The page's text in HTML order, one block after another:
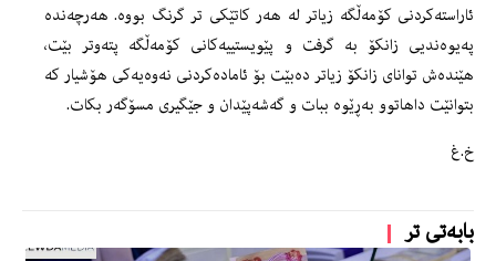
ئاراستەکردنی کۆمەڵگە زیاتر لە هەر کاتێکی تر گرنگ بووە. هەرچەندە
پەیوەندیی زانکۆ بە گرفت و پێویستییەکانی کۆمەڵگە پتەوتر بێت،
هێندەش توانای زانکۆ زیاتر دەبێت بۆ ئامادەکردنی نەوەیەکی هۆشیار کە
بتوانێت داهاتوو بەڕێوە ببات و گەشەپێدان و جێگیری مسۆگەر بکات.
خ.غ
بابەتی تر